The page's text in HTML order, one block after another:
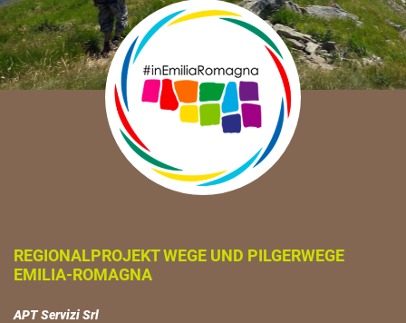
REGIONALPROJEKT WEGE UND PILGERWEGE
EMILIA-ROMAGNA
APT Servizi Srl